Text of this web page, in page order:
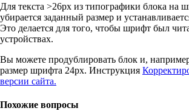
Для текста >26px из типографики блока на
убирается заданный размер и
Это делается для того, чтобы шрифт был
устройствах.
Вы можете продублировать блок и,
размер шрифта 24px. Инструкция
версии сайта.
Похожие вопросы